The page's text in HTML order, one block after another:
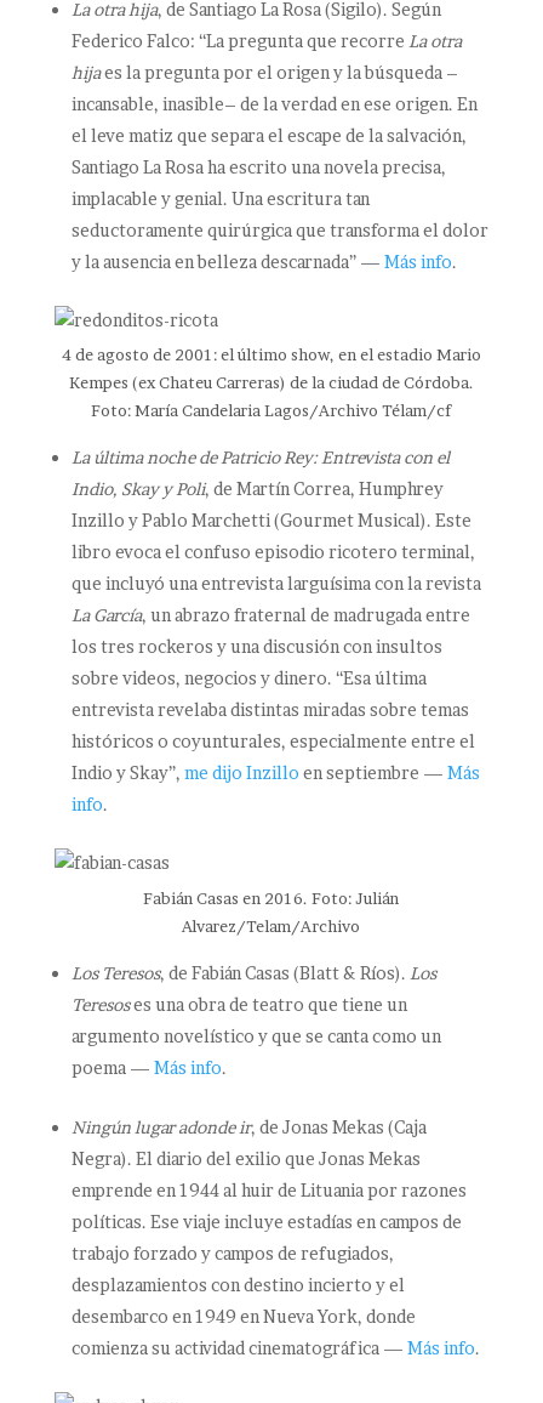
La otra hija, de Santiago La Rosa (Sigilo). Según
Federico Falco: “La pregunta que recorre La otra
hijaes la pregunta por el origen y la búsqueda –
incansable, inasible– de la verdad en ese origen. En
el leve matiz que separa el escape de la salvación,
Santiago La Rosa ha escrito una novela precisa,
implacable y genial. Una escritura tan
seductoramente quirúrgica que transforma el dolor
y la ausencia en belleza descarnada” — Más info.
4 de agosto de 2001: el último show, en el estadio Mario
Kempes (ex Chateu Carreras) de la ciudad de Córdoba.
Foto: María Candelaria Lagos/Archivo Télam/cf
La última noche de Patricio Rey: Entrevista con el
Indio, Skay y Poli, de Martín Correa, Humphrey
Inzillo y Pablo Marchetti (Gourmet Musical). Este
libro evoca el confuso episodio ricotero terminal,
que incluyó una entrevista larguísima con la revista
La García, un abrazo fraternal de madrugada entre
los tres rockeros y una discusión con insultos
sobre videos, negocios y dinero. “Esa última
entrevista revelaba distintas miradas sobre temas
históricos o coyunturales, especialmente entre el
Indio y Skay”, me dijo Inzillo en septiembre — Más
info.
Fabián Casas en 2016. Foto: Julián
Alvarez/Telam/Archivo
Los Teresos, de Fabián Casas (Blatt & Ríos). Los
Teresoses una obra de teatro que tiene un
argumento novelístico y que se canta como un
poema — Más info.
Ningún lugar adonde ir, de Jonas Mekas (Caja
Negra). El diario del exilio que Jonas Mekas
emprende en 1944 al huir de Lituania por razones
políticas. Ese viaje incluye estadías en campos de
trabajo forzado y campos de refugiados,
desplazamientos con destino incierto y el
desembarco en 1949 en Nueva York, donde
comienza su actividad cinematográfica — Más info.